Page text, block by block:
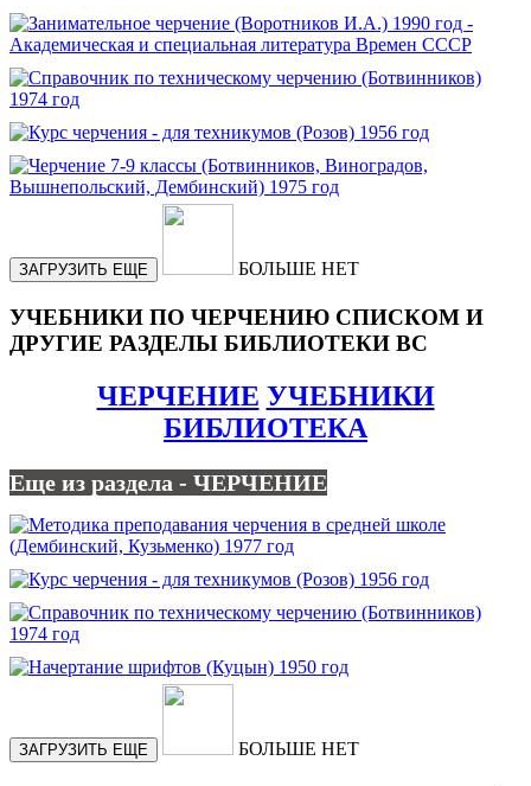
ЗАГРУЗИТЬ ЕЩЕ БОЛЬШЕ НЕТ
УЧЕБНИКИ ПО ЧЕРЧЕНИЮ СПИСКОМ И
ДРУГИЕ РАЗДЕЛЫ БИБЛИОТЕКИ ВС
ЧЕРЧЕНИЕ УЧЕБНИКИ
БИБЛИОТЕКА
Еще из раздела - ЧЕРЧЕНИЕ
ЗАГРУЗИТЬ ЕЩЕ БОЛЬШЕ НЕТ